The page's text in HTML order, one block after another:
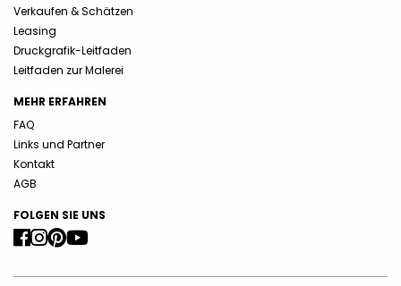
Verkaufen & Schätzen
Leasing
Druckgrafik-Leitfaden
Leitfaden zur Malerei
MEHR ERFAHREN
FAQ
Links und Partner
Kontakt
AGB
FOLGEN SIE UNS